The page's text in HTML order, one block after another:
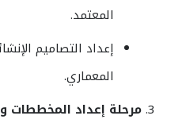
المعتمد.
إعداد التصاميم
المعماري.
مرحلة إعداد المخططات